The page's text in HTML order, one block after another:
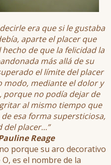
era que si le gustaba
aparte el placer que
de que la felicidad la
más allá de su
el límite del placer
modo, mediante el dolor y
porque no podía dejar de
al mismo tiempo que
esa forma supersticiosa,
del placer…”
Reage
porque su aro decorativo
es el nombre de la